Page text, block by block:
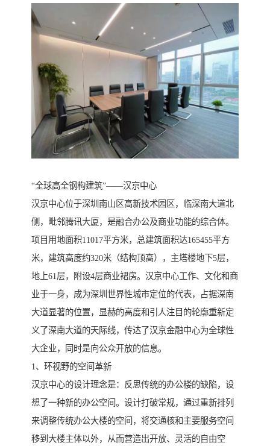
“全球高全钢构建筑”——汉京中心
汉京中心位于深圳南山区高新技术园区，临深南大道北
侧，毗邻腾讯大厦，是融合办公及商业功能的综合体。
项目用地面积11017平方米，总建筑面积达165455平方
米，建筑高度约320米（结构顶高），主塔楼地下5层，
地上61层，附设4层商业裙房。汉京中心工作、文化和商
业于一身，成为深圳世界性城市定位的代表，占据深南
大道显著的位置，显赫的高度和引人注目的轮廓重新定
义了深南大道的天际线，传达了汉京金融中心为全球性
大企业，同时是向公众开放的信息。
1、环视野的空间革新
汉京中心的设计理念是：反思传统的办公楼的缺陷，设
想了一种新的办公空间。设计打破常规，通过重新排列
来调整传统办公大楼的空间，将交通核和主要服务空间
移到大楼主体以外，从而营造出开放、灵活的自由空